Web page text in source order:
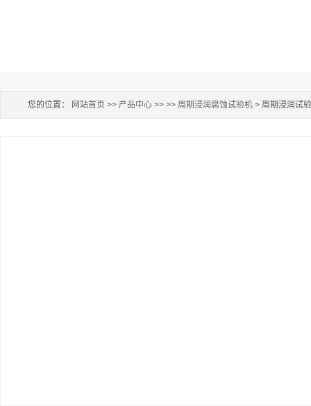
您的位置： 网站首页 >> 产品中心 >> >> 周期浸润腐蚀试验机 > 周期浸润试